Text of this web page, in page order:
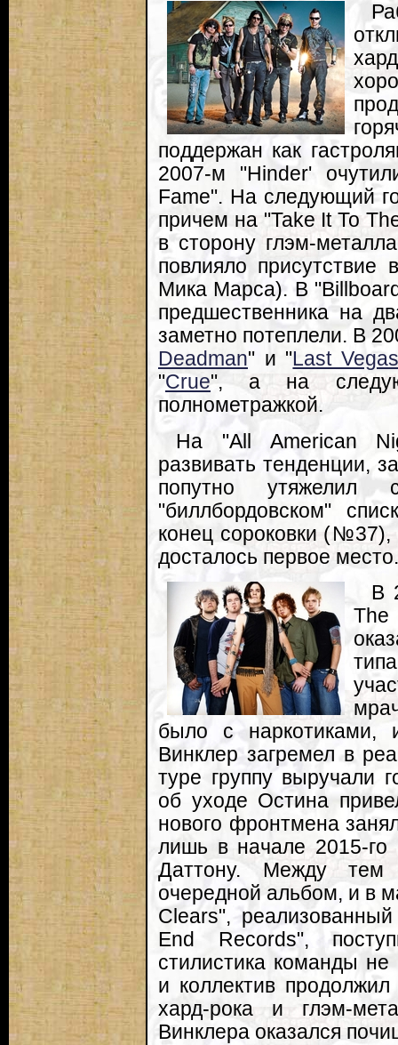
поддержан как
2007-м "Hinder'
Fame". На следующий
причем на "Take It To
в сторону глэм-
повлияло присутствие
Мика Марса). В
предшественника на
заметно потеплели. В
Deadman" и "Last
"Crue", а на
полнометражкой.
На "All American
развивать тенденции,
попутно
"биллбордовском"
конец сороковки (№37),
досталось первое место.
В
было с наркотиками,
Винклер загремел в
туре группу выручали
об уходе Остина
нового фронтмена
лишь в начале 2015-
Даттону. Между тем
очередной альбом, и в
Clears",
End Records",
стилистика команды
и коллектив
хард-рока и глэм-
Винклера оказался